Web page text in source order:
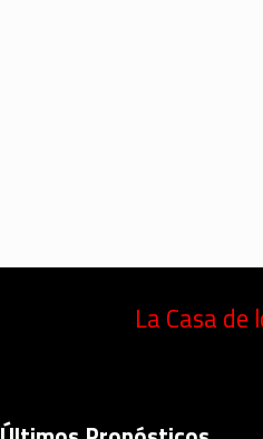
La Casa de